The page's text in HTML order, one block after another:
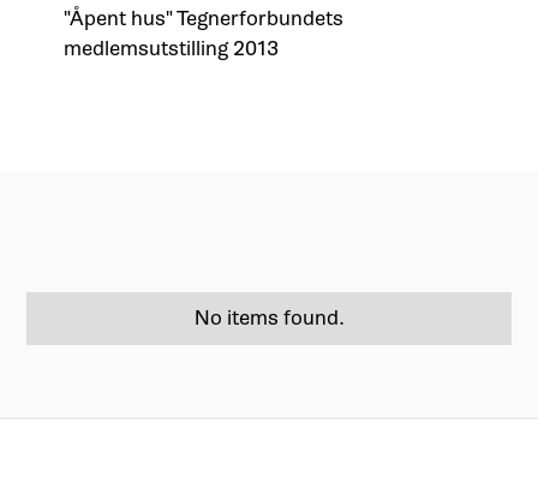
"Åpent hus" Tegnerforbundets
medlemsutstilling 2013
No items found.